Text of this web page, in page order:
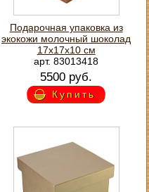
Подарочная упаковка из
экокожи молочный шоколад
17х17х10 см
арт. 83013418
5500 руб.
Купить